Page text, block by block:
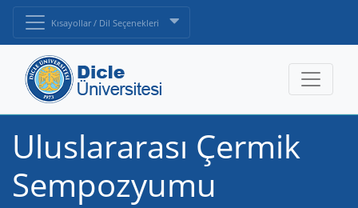
Kısayollar / Dil Seçenekleri
Uluslararası Çermik
Sempozyumu